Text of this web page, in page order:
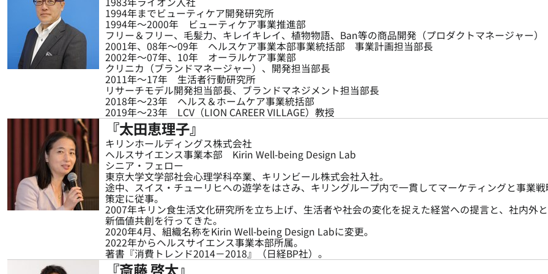
1994年までビューティケア開発研究所
1994年～2000年 ビューティケア事業推進部
フリー＆フリー、毛髪力、キレイキレイ、植物物語、Ban等の商品開発（プロダクトマネージャー）
2001年、08年～09年 ヘルスケア事業本部事業統括部 事業計画担当部長
2002年～07年、10年 オーラルケア事業部
クリニカ（ブランドマネージャー）、開発担当部長
2011年～17年 生活者行動研究所
リサーチモデル開発担当部長、ブランドマネジメント担当部長
2018年～23年 ヘルス＆ホームケア事業統括部
2019年～23年 LCV（LION CAREER VILLAGE）教授
『太田恵理子』
キリンホールディングス株式会社
ヘルスサイエンス事業本部 Kirin Well-being Design Lab
シニア・フェロー
東京大学文学部社会心理学科卒業、キリンビール株式会社入社。
途中、スイス・チューリヒへの遊学をはさみ、キリングループ内で一貫してマーケティングと事業戦
策定に従事。
2007年キリン食生活文化研究所を立ち上げ、生活者や社会の変化を捉えた経営への提言と、社内外
新価値共創を行ってきた。
2020年4月、組織名称をKirin Well-being Design Labに変更。
2022年からヘルスサイエンス事業本部所属。
著書『消費トレンド2014－2018』（日経BP社）。
『斎藤 啓太』